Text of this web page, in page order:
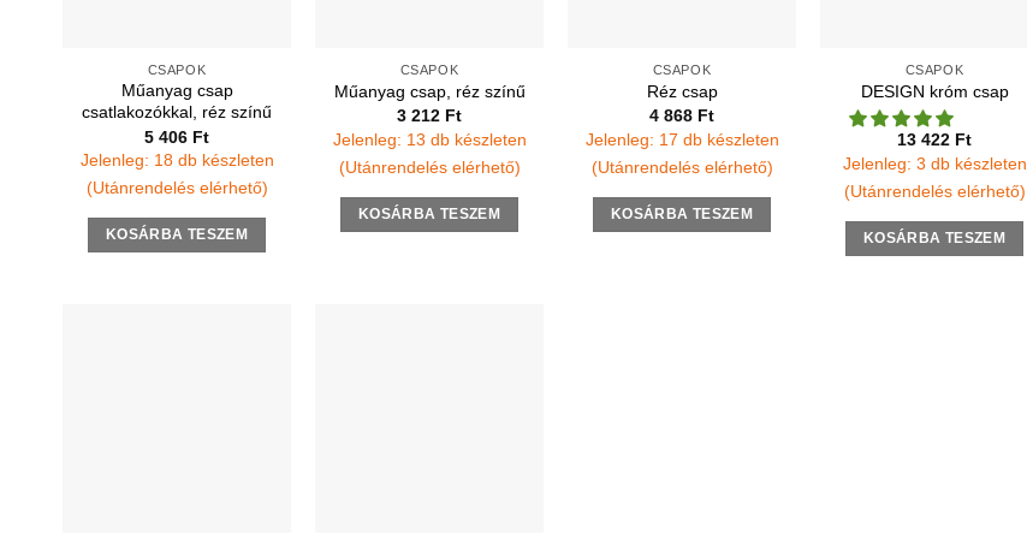
CSAPOK
Műanyag csap
csatlakozókkal, réz színű
5 406 Ft
Jelenleg: 18 db készleten
(Utánrendelés elérhető)
KOSÁRBA TESZEM
CSAPOK
Műanyag csap, réz színű
3 212 Ft
Jelenleg: 13 db készleten
(Utánrendelés elérhető)
KOSÁRBA TESZEM
CSAPOK
Réz csap
4 868 Ft
Jelenleg: 17 db készleten
(Utánrendelés elérhető)
KOSÁRBA TESZEM
CSAPOK
DESIGN króm csap
13 422 Ft
Jelenleg: 3 db készleten
(Utánrendelés elérhető)
KOSÁRBA TESZEM